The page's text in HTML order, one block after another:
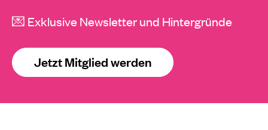
💌 Exklusive Newsletter und Hintergründe
Jetzt Mitglied werden